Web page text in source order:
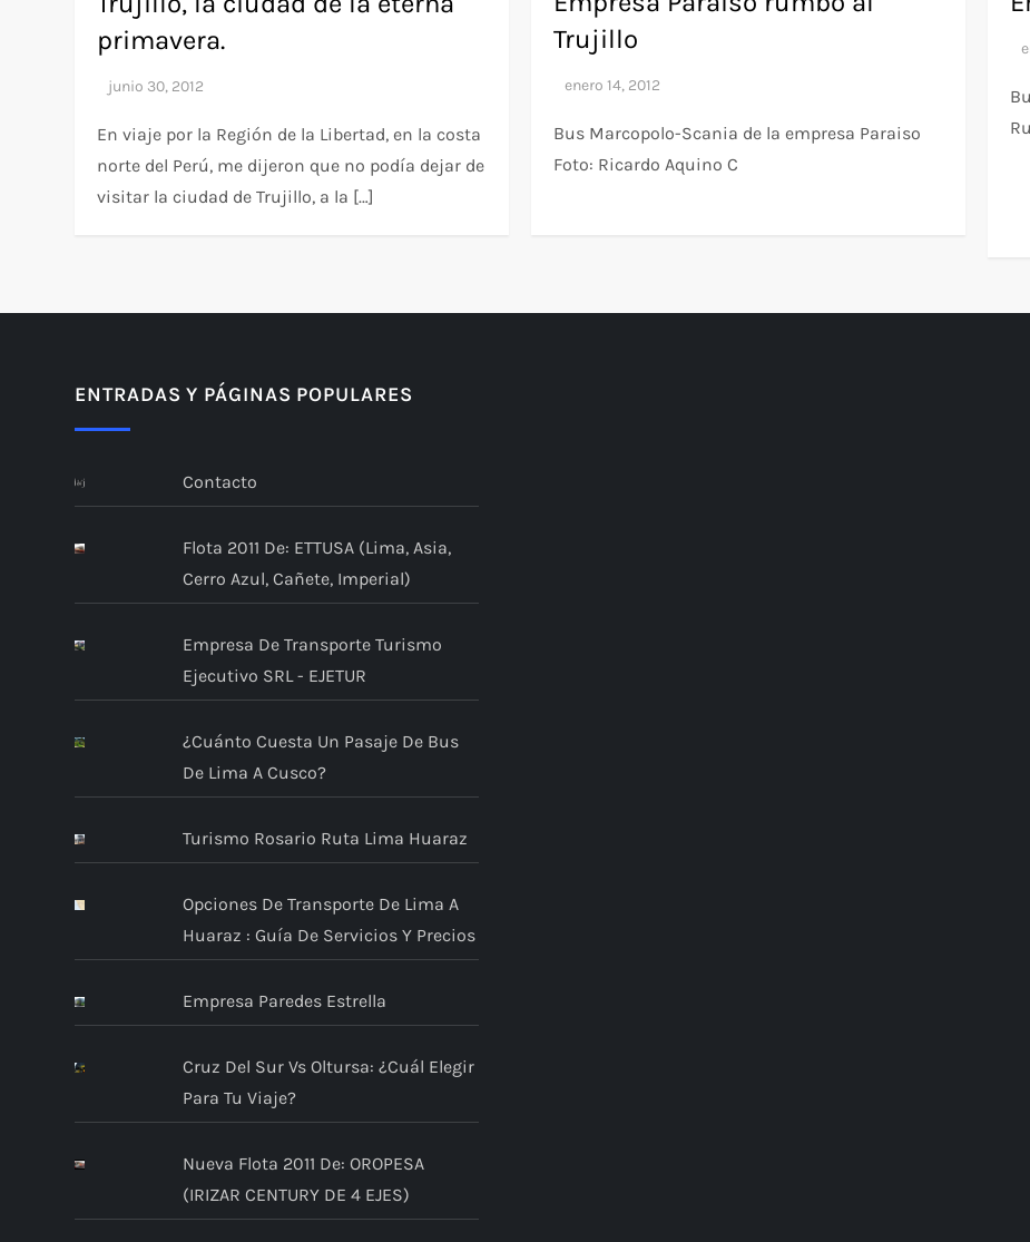
primavera.
En viaje por la Región de la Libertad, en la costa
norte del Perú, me dijeron que no podía dejar de
visitar la ciudad de Trujillo, a la […]
Trujillo
Bus Marcopolo-Scania de la empresa Paraiso
Foto: Ricardo Aquino C
ENTRADAS Y PÁGINAS POPULARES
Contacto
Flota 2011 De: ETTUSA (Lima, Asia,
Cerro Azul, Cañete, Imperial)
Empresa De Transporte Turismo
Ejecutivo SRL - EJETUR
¿Cuánto Cuesta Un Pasaje De Bus
De Lima A Cusco?
Turismo Rosario Ruta Lima Huaraz
Opciones De Transporte De Lima A
Huaraz : Guía De Servicios Y Precios
Empresa Paredes Estrella
Cruz Del Sur Vs Oltursa: ¿Cuál Elegir
Para Tu Viaje?
Nueva Flota 2011 De: OROPESA
(IRIZAR CENTURY DE 4 EJES)